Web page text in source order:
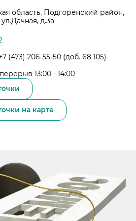
область, Подгоренский район,
д.3а
(473) 206-55-50 (доб. 68 105)
13:00 - 14:00
на карте
материалы
отгрузки
здоровья
среды
процедуры на ЭТП
процедуры на
процедур
и непрофильных активов
закупок
тренды
СМИ